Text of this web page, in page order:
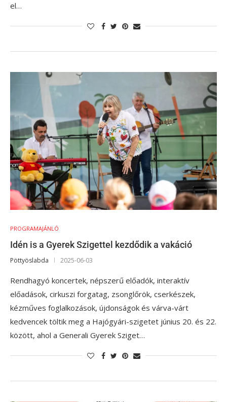
el…
PROGRAMAJÁNLÓ
Idén is a Gyerek Szigettel kezdődik a vakáció
Pöttyöslabda 2025-06-03
Rendhagyó koncertek, népszerű előadók, interaktív
előadások, cirkuszi forgatag, zsonglőrök, cserkészek,
kézműves foglalkozások, újdonságok és várva-várt
kedvencek töltik meg a Hajógyári-szigetet június 20. és 22.
között, ahol a Generali Gyerek Sziget…